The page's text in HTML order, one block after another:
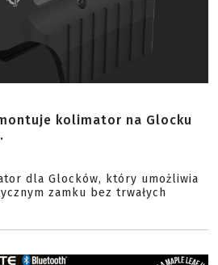
kolimator na Glocku
dla Glocków, który umożliwia
zamku bez trwałych